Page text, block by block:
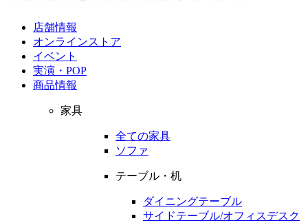
店舗情報
オンラインストア
イベント
実演・POP
商品情報
家具
全ての家具
ソファ
テーブル・机
ダイニングテーブル
サイドテーブル/オフィスデスク